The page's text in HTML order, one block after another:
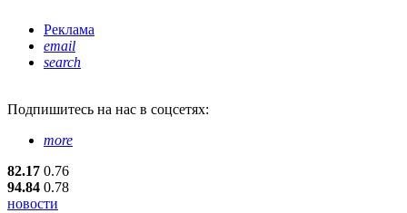
Реклама
email
search
Подпишитесь на нас в соцсетях:
more
82.17 0.76
94.84 0.78
новости